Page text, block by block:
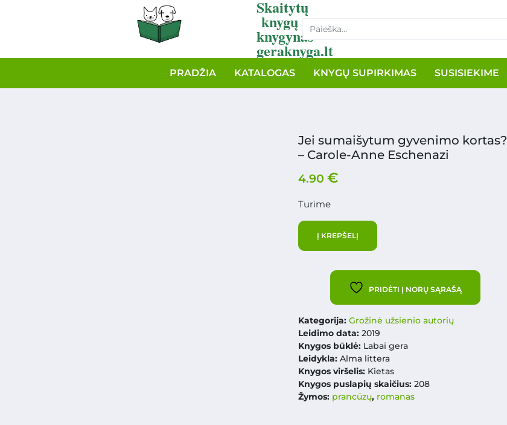
Skaitytų
knygų
knygynas
geraknyga.lt
PRADŽIA KATALOGAS KNYGŲ SUPIRKIMAS SUSISIEKIME
Jei sumaišytum gyvenimo kortas?
– Carole-Anne Eschenazi
4.90 €
Turime
Į KREPŠELĮ
PRIDĖTI Į NORŲ SĄRAŠĄ
Kategorija: Grožinė užsienio autorių
Leidimo data:2019
Knygos būklė: Labai gera
Leidykla:Alma littera
Knygos viršelis: Kietas
Knygos puslapių skaičius: 208
Žymos: prancūzų, romanas